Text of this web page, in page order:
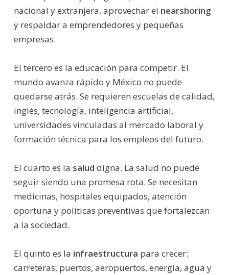
nacional y extranjera, aprovechar el nearshoring
y respaldar a emprendedores y pequeñas
empresas.
El tercero es la educación para competir. El
mundo avanza rápido y México no puede
quedarse atrás. Se requieren escuelas de calidad,
inglés, tecnología, inteligencia artificial,
universidades vinculadas al mercado laboral y
formación técnica para los empleos del futuro.
El cuarto es la salud digna. La salud no puede
seguir siendo una promesa rota. Se necesitan
medicinas, hospitales equipados, atención
oportuna y políticas preventivas que fortalezcan
a la sociedad.
El quinto es la infraestructura para crecer:
carreteras, puertos, aeropuertos, energía, agua y